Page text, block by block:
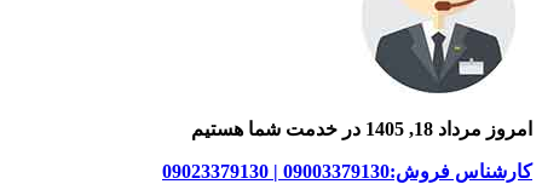
امروز مرداد 18, 1405 در خدمت شما هستیم
کارشناس فروش:09003379130 | 09023379130